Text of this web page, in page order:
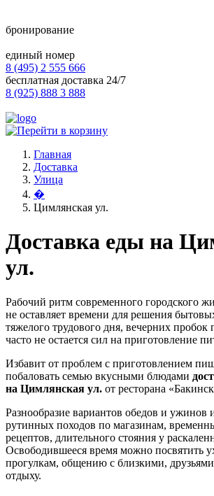
бронирование
единый номер
8 (495) 2 555 666
бесплатная доставка 24/7
8 (925) 888 3 888
Главная
Доставка
Улица
�
Цимлянская ул.
Доставка еды на
ул.
Рабочий ритм современного городского
не оставляет времени для решения
тяжелого трудового дня, вечерних пробок
часто не остается сил на приготовление
Избавит от проблем с приготовлением
побаловать семью вкусными блюдами
на Цимлянская ул. от ресторана
Разнообразие вариантов обедов и ужинов
рутинных походов по магазинам,
рецептов, длительного стояния у
Освободившееся время можно посвятить
прогулкам, общению с близкими,
отдыху.